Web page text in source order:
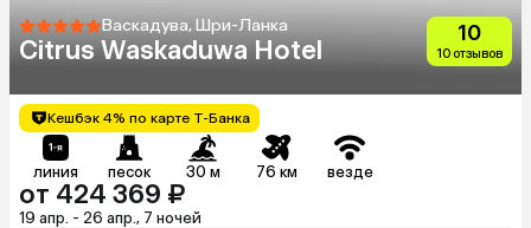
Васкадува, Шри-Ланка
Citrus Waskaduwa Hotel
10
10 отзывов
Кешбэк 4% по карте Т-Банка
линия песок 30 м 76 км везде
от 424 369 ₽
19 апр. - 26 апр., 7 ночей